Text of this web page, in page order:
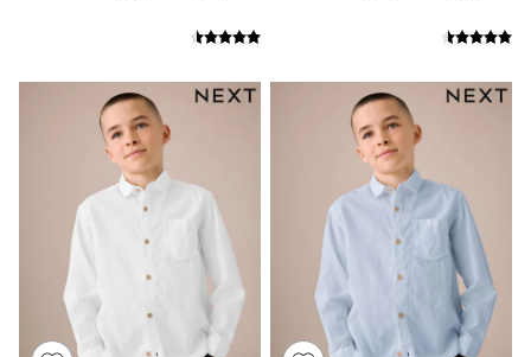
Sandals
Swimwear
Jumpsuits & Playsuits
Beachwear
Skirts
Trousers
Sunglasses
Sun Hats & Caps
Resort Styles
Boys' Holiday Shop
Boys' Travel Styles
Sunset Styles
Occasionwear